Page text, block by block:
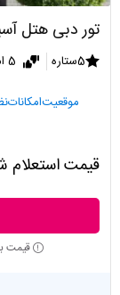
تور دبی هتل
5ستاره 5 امتیاز
موقعیتامکانات
قیمت استعلام
قیمت